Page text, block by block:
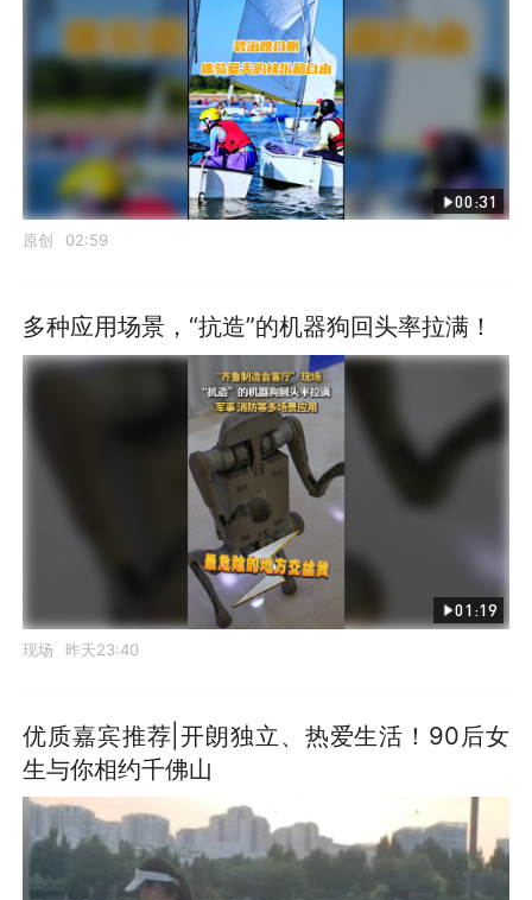
00:31
原创 02:59
多种应用场景，“抗造”的机器狗回头率拉满！
01:19
现场 昨天23:40
优质嘉宾推荐|开朗独立、热爱生活！90后女
生与你相约千佛山